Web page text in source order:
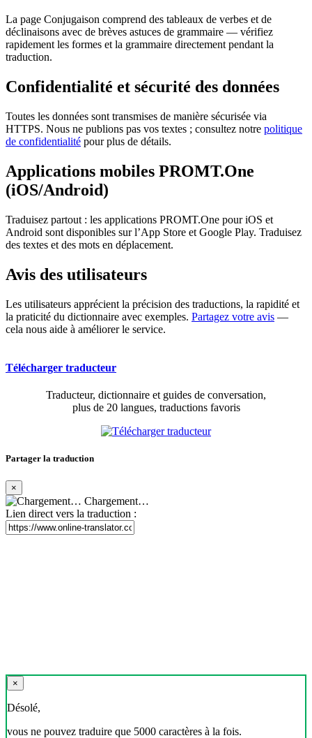
La page Conjugaison comprend des tableaux de verbes et de
déclinaisons avec de brèves astuces de grammaire — vérifiez
rapidement les formes et la grammaire directement pendant la
traduction.
Confidentialité et sécurité des données
Toutes les données sont transmises de manière sécurisée via
HTTPS. Nous ne publions pas vos textes ; consultez notre politique
de confidentialité pour plus de détails.
Applications mobiles PROMT.One
(iOS/Android)
Traduisez partout : les applications PROMT.One pour iOS et
Android sont disponibles sur l’App Store et Google Play. Traduisez
des textes et des mots en déplacement.
Avis des utilisateurs
Les utilisateurs apprécient la précision des traductions, la rapidité et
la praticité du dictionnaire avec exemples. Partagez votre avis —
cela nous aide à améliorer le service.
Télécharger traducteur
Traducteur, dictionnaire et guides de conversation,
plus de 20 langues, traductions favoris
Partager la traduction
×
Chargement…
Lien direct vers la traduction :
×
Désolé,
vous ne pouvez traduire que 5000 caractères à la fois.